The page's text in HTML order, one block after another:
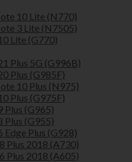
10 Lite (N770)
3 Lite (N7505)
Lite (G770)
Plus 5G (G996B)
Plus (G985F)
10 Plus (N975)
Plus (G975F)
Plus (G965)
Plus (G955)
Edge Plus (G928)
Plus 2018 (A730)
Plus 2018 (A605)